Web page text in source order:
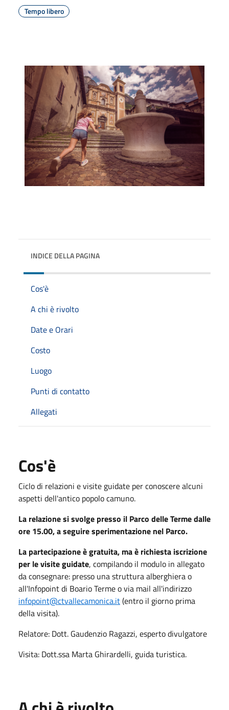
Tempo libero
INDICE DELLA PAGINA
Cos'è
A chi è rivolto
Date e Orari
Costo
Luogo
Punti di contatto
Allegati
Cos'è
Ciclo di relazioni e visite guidate per conoscere alcuni
aspetti dell'antico popolo camuno.
La relazione si svolge presso il Parco delle Terme dalle
ore 15.00, a seguire sperimentazione nel Parco.
La partecipazione è gratuita, ma è richiesta iscrizione
per le visite guidate, compilando il modulo in allegato
da consegnare: presso una struttura alberghiera o
all'Infopoint di Boario Terme o via mail all'indirizzo
infopoint@ctvallecamonica.it(entro il giorno prima
della visita).
Relatore: Dott. Gaudenzio Ragazzi, esperto divulgatore
Visita: Dott.ssa Marta Ghirardelli, guida turistica.